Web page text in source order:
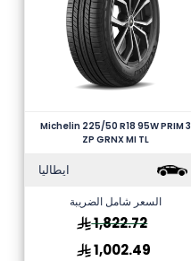
Michelin 225/50 R18 95W PRIM 3
ZP GRNX MI TL
ايطاليا
السعر شامل الضريبة
1,822.72
1,002.49